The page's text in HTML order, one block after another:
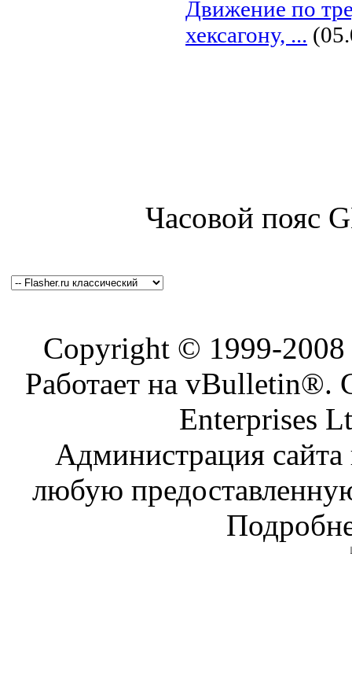
Движение по
хексагону, ...
Часовой пояс
Copyright © 1999-2008
Работает на vBulletin®.
Enterprises
Администрация сайта
любую